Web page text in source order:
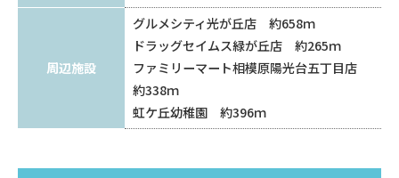
周辺施設
グルメシティ光が丘店 約658ｍ
ドラッグセイムス緑が丘店 約265ｍ
ファミリーマート相模原陽光台五丁目店
約338ｍ
虹ケ丘幼稚園 約396ｍ